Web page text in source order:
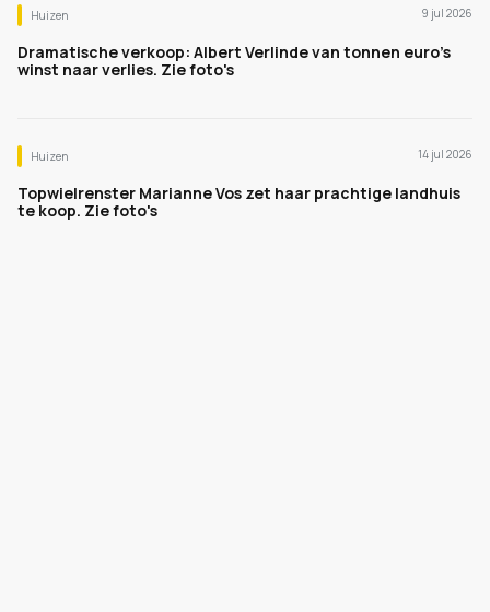
Huizen 9 jul 2026
Dramatische verkoop: Albert Verlinde van tonnen euro's
winst naar verlies. Zie foto's
Huizen 14 jul 2026
Topwielrenster Marianne Vos zet haar prachtige landhuis
te koop. Zie foto's